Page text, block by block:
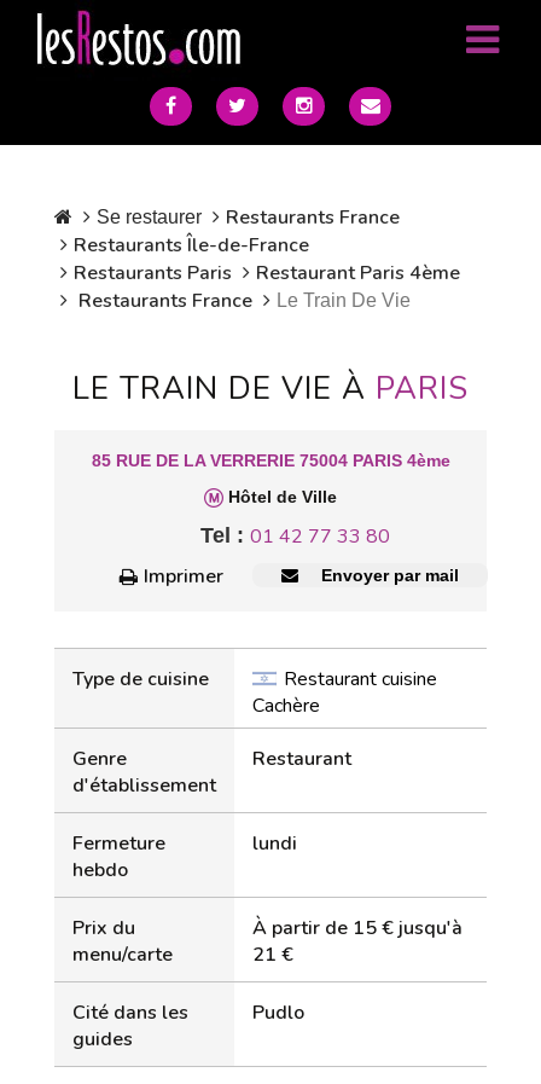
Se restaurer
Restaurants France
Restaurants Île-de-France
Restaurants Paris
Restaurant Paris 4ème
Restaurants France
Le Train De Vie
LE TRAIN DE VIE À PARIS
85 RUE DE LA VERRERIE 75004 PARIS 4ème
Hôtel de Ville
Tel : 01 42 77 33 80
Imprimer
Envoyer par mail
Type de cuisine
Restaurant cuisine
Cachère
Genre
d'établissement
Restaurant
Fermeture
hebdo
lundi
Prix du
menu/carte
À partir de 15 € jusqu'à
21 €
Cité dans les
guides
Pudlo